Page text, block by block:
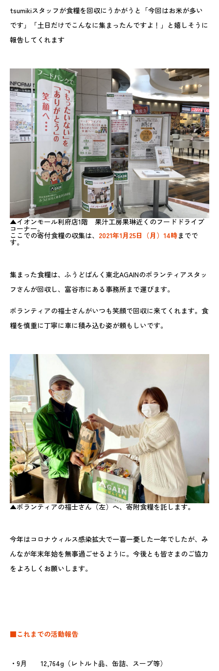
tsumikiスタッフが食糧を回収にうかがうと「今回はお米が多い
です」「土日だけでこんなに集まったんですよ！」と嬉しそうに
報告してくれます
▲イオンモール利府店1階 果汁工房果琳近くのフードドライブ
コーナー。
ここでの寄付食糧の収集は、 2021年1月25日（月）14時までで
す。
集まった食糧は、ふうどばんく東北AGAINのボランティアスタッ
フさんが回収し、富谷市にある事務所まで運びます。
ボランティアの福士さんがいつも笑顔で回収に来てくれます。食
糧を慎重に丁寧に車に積み込む姿が頼もしいです。
▲ボランティアの福士さん（左）へ、寄附食糧を託します。
今年はコロナウィルス感染拡大で一喜一憂した一年でしたが、み
んなが年末年始を無事過ごせるように。今後とも皆さまのご協力
をよろしくお願いします。
■これまでの活動報告
・9月 12,764g（レトルト品、缶詰、スープ等）